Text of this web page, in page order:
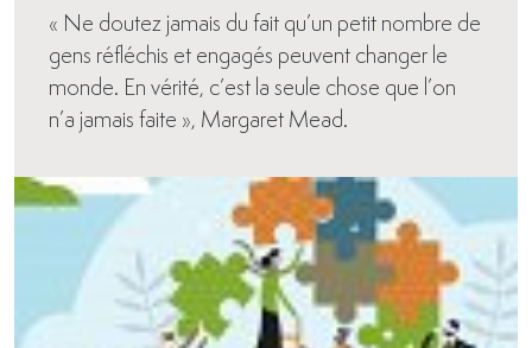
« Ne doutez jamais du fait qu’un petit nombre de
gens réfléchis et engagés peuvent changer le
monde. En vérité, c’est la seule chose que l’on
n’a jamais faite », Margaret Mead.